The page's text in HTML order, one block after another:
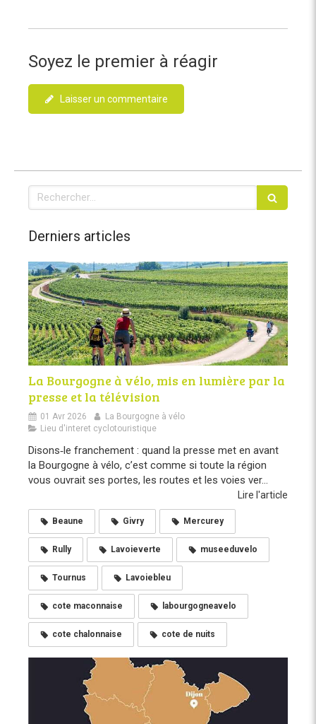
Soyez le premier à réagir
Laisser un commentaire
Rechercher
Derniers articles
La Bourgogne à vélo, mis en lumière par la
presse et la télévision
01 Avr 2026
La Bourgogne à vélo
Lieu d'interet cyclotouristique
Disons‑le franchement : quand la presse met en avant
la Bourgogne à vélo, c’est comme si toute la région
vous ouvrait ses portes, les routes et les voies ver...
Lire l'article
Beaune Givry Mercurey
Rully Lavoieverte museeduvelo
Tournus Lavoiebleu
cote maconnaise labourgogneavelo
cote chalonnaise cote de nuits